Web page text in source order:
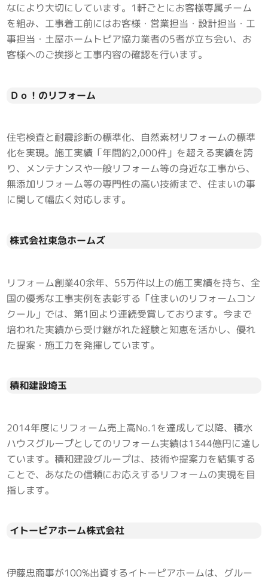
なにより大切にしています。1軒ごとにお客様専属チーム
を組み、工事着工前にはお客様・営業担当・設計担当・工
事担当・土屋ホームトピア協力業者の5者が立ち会い、お
客様へのご挨拶と工事内容の確認を行います。
Ｄｏ！のリフォーム
住宅検査と耐震診断の標準化、自然素材リフォームの標準
化を実現。施工実績「年間約2,000件」を超える実績を誇
り、メンテナンスや一般リフォーム等の身近な工事から、
無添加リフォーム等の専門性の高い技術まで、住まいの事
に関して幅広く対応します。
株式会社東急ホームズ
リフォーム創業40余年、55万件以上の施工実績を持ち、全
国の優秀な工事実例を表彰する「住まいのリフォームコン
クール」では、第1回より連続受賞しております。今まで
培われた実績から受け継がれた経験と知恵を活かし、優れ
た提案・施工力を発揮しています。
積和建設埼玉
2014年度にリフォーム売上高No.1を達成して以降、積水
ハウスグループとしてのリフォーム実績は1344億円に達し
ています。積和建設グループは、技術や提案力を結集する
ことで、あなたの信頼にお応えするリフォームの実現を目
指します。
イトーピアホーム株式会社
伊藤忠商事が100%出資するイトーピアホームは、グルー